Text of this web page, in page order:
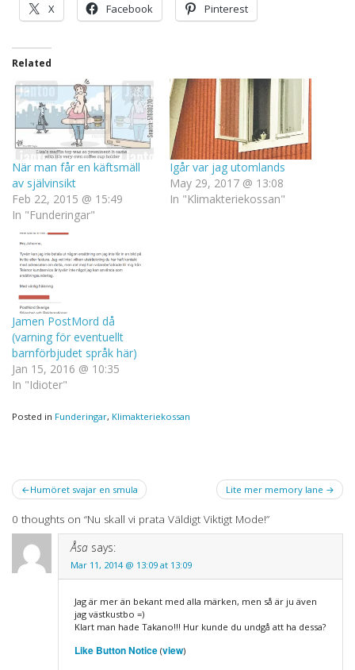
X Facebook Pinterest
Related
När man får en käftsmäll
av självinsikt
Feb 22, 2015 @ 15:49
In "Funderingar"
Igår var jag utomlands
May 29, 2017 @ 13:08
In "Klimakteriekossan"
Jamen PostMord då
(varning för eventuellt
barnförbjudet språk här)
Jan 15, 2016 @ 10:35
In "Idioter"
Posted in Funderingar, Klimakteriekossan
Post
navigation
Humöret svajar en smula Lite mer memory lane
0 thoughts on “Nu skall vi prata Väldigt Viktigt Mode!”
Åsa says:
Mar 11, 2014 @ 13:09 at 13:09
Jag är mer än bekant med alla märken, men så är ju även
jag västkustbo =)
Klart man hade Takano!!! Hur kunde du undgå att ha dessa?
Like Button Notice(view)